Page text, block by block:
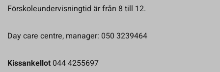
Förskoleundervisningtid är från 8 till 12.
Day care centre, manager: 050 3239464
Kissankellot 044 4255697